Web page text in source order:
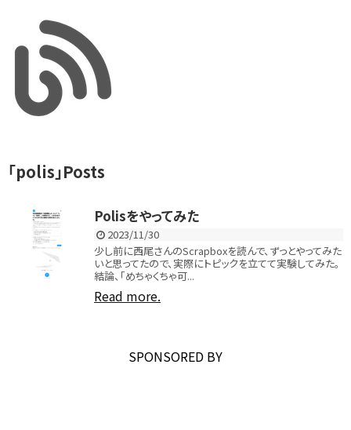
「polis」Posts
Polisをやってみた
2023/11/30
少し前に西尾さんのScrapboxを読んで、ずっとやってみた
いと思ってたので、実際にトピックを立てて実験してみた。
結論、「めちゃくちゃ可...
Read more.
SPONSORED BY